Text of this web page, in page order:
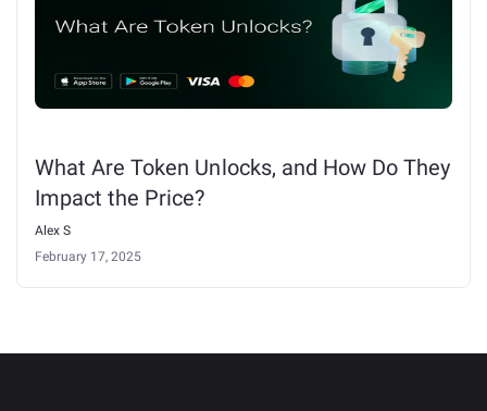
What Are Token Unlocks, and How Do They
Impact the Price?
Alex S
February 17, 2025